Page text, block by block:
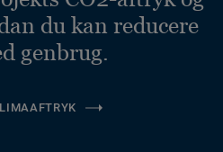
du kan reducere
genbrug.